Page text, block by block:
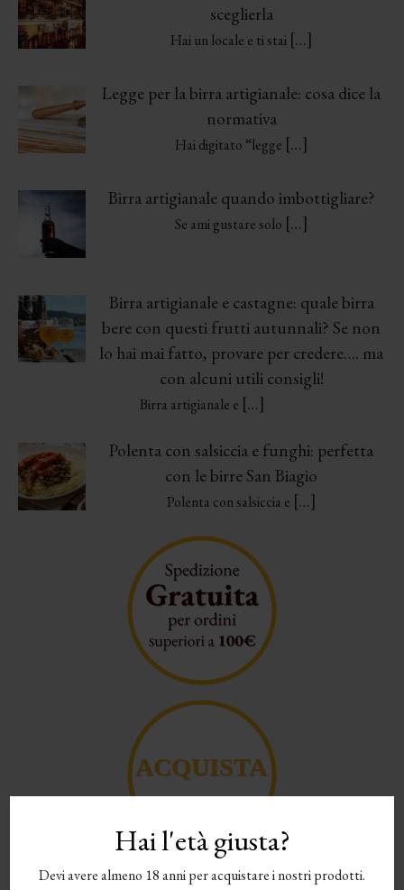
Hai l'età giusta?
Devi avere almeno 18 anni per acquistare i nostri prodotti.
sceglierla
Hai un locale e ti stai […]
Legge per la birra artigianale: cosa dice la
normativa
Hai digitato “legge […]
Birra artigianale quando imbottigliare?
Se ami gustare solo […]
Birra artigianale e castagne: quale birra
bere con questi frutti autunnali? Se non
lo hai mai fatto, provare per credere…. ma
con alcuni utili consigli!
Birra artigianale e […]
Polenta con salsiccia e funghi: perfetta
con le birre San Biagio
Polenta con salsiccia e […]